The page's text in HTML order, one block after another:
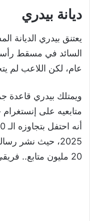
ديانة بيدري
يعتنق بيدري الديانة
السائد في مسقط
عام، لكن اللاعب لم
ويمتلك بيدري قاعدة
2025، حيث نشر
20 مليون متابع.. فريقي دائمًا.